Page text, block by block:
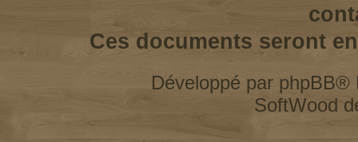
Ces documents seront
Développé par phpBB®
SoftWood